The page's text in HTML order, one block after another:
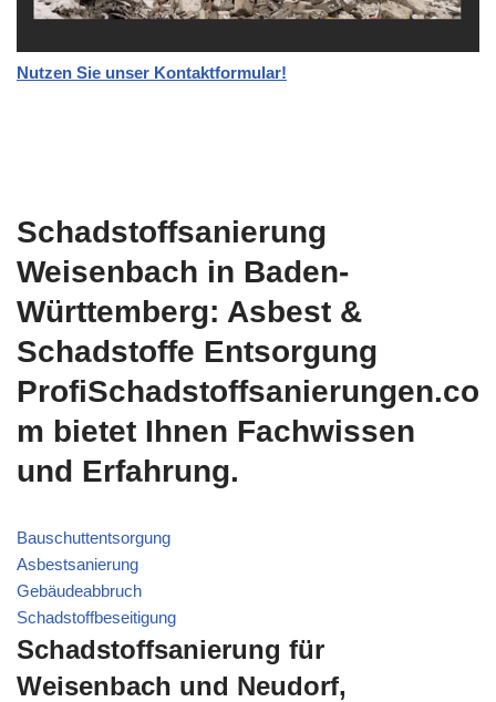
Nutzen Sie unser Kontaktformular!
Schadstoffsanierung
Weisenbach in Baden-
Württemberg: Asbest &
Schadstoffe Entsorgung
ProfiSchadstoffsanierungen.co
m bietet Ihnen Fachwissen
und Erfahrung.
Bauschuttentsorgung
Asbestsanierung
Gebäudeabbruch
Schadstoffbeseitigung
Schadstoffsanierung für
Weisenbach und Neudorf,